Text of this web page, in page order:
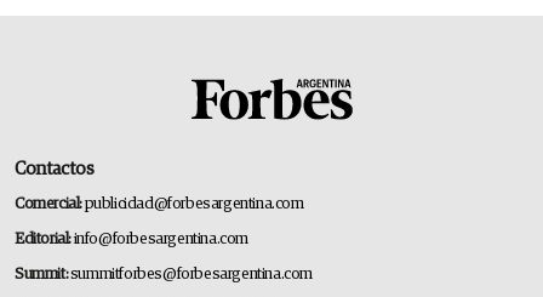
Contactos
Comercial:publicidad@forbesargentina.com
Editorial:info@forbesargentina.com
Summit:summitforbes@forbesargentina.com